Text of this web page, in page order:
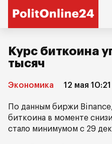
Курс биткоина
тысяч
Экономика 12 мая 10:21
По данным биржи
биткоина в моменте
стало минимумом с 29